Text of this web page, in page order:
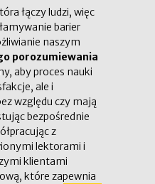
łączy ludzi, więc
barier
naszym
porozumiewania
aby proces nauki
ale i
względu czy mają
bezpośrednie
z
lektorami i
klientami
które zapewnia